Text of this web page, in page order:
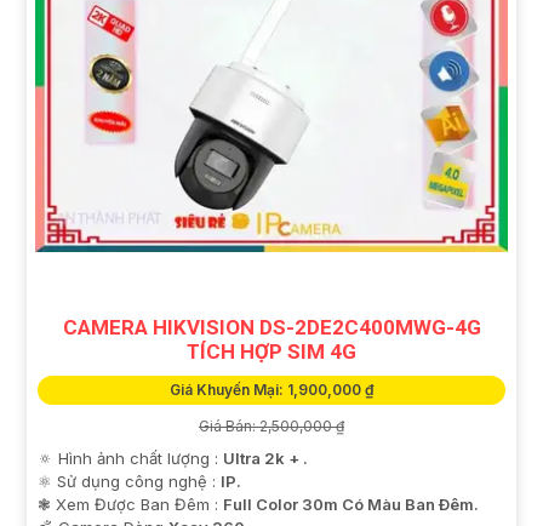
CAMERA HIKVISION DS-2DE2C400MWG-4G
TÍCH HỢP SIM 4G
Giá Khuyến Mại: 1,900,000 ₫
Giá Bán: 2,500,000 ₫
🔅 Hình ảnh chất lượng : Ultra 2k + .
⚛️ Sử dụng công nghệ : IP.
❃ Xem Được Ban Đêm : Full Color 30m Có Màu Ban Ðêm.